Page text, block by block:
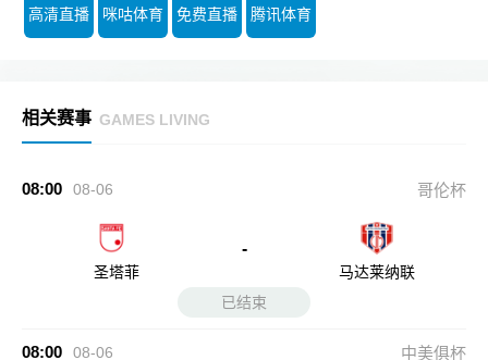
高清直播 咪咕体育 免费直播 腾讯体育
相关赛事 GAMES LIVING
08:00 08-06 哥伦杯
圣塔菲
-
马达莱纳联
已结束
08:00 08-06 中美俱杯